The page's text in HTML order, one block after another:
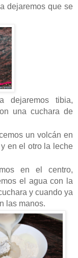
dejaremos que se
dejaremos tibia,
una cuchara de
un volcán en
en el otro la leche
en el centro,
el agua con la
y cuando ya
las manos.